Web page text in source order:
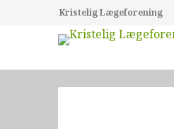
Kristelig Lægeforening